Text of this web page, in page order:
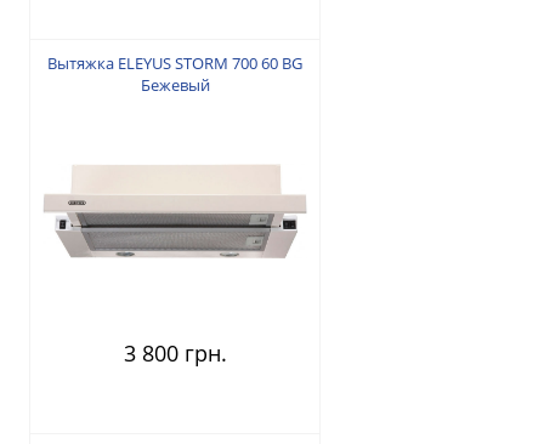
Вытяжка ELEYUS STORM 700 60 BG
Бежевый
3 800 грн.